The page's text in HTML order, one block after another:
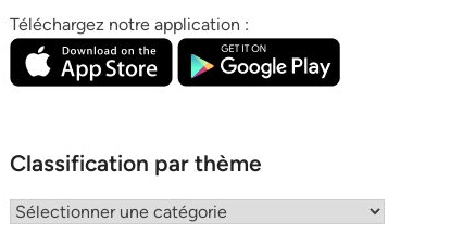
Téléchargez notre application :
Classification par thème
Classification